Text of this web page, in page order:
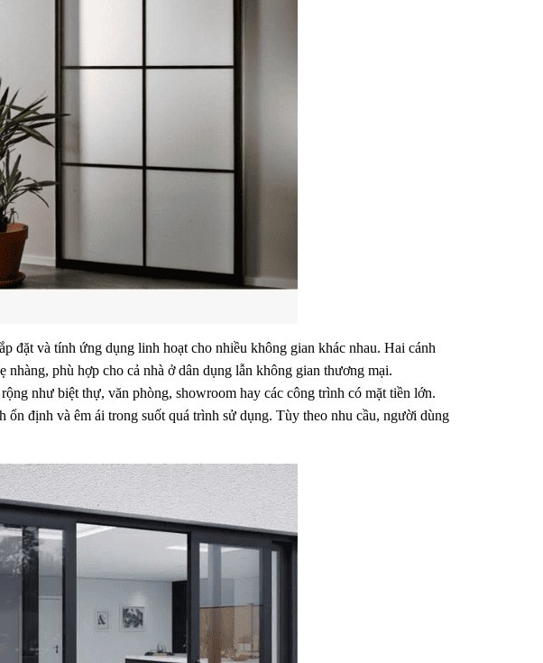
đặt và tính ứng dụng linh hoạt cho nhiều không gian khác nhau. Hai cánh
phù hợp cho cả nhà ở dân dụng lẫn không gian thương mại.
như biệt thự, văn phòng, showroom hay các công trình có mặt tiền lớn.
định và êm ái trong suốt quá trình sử dụng. Tùy theo nhu cầu, người dùng